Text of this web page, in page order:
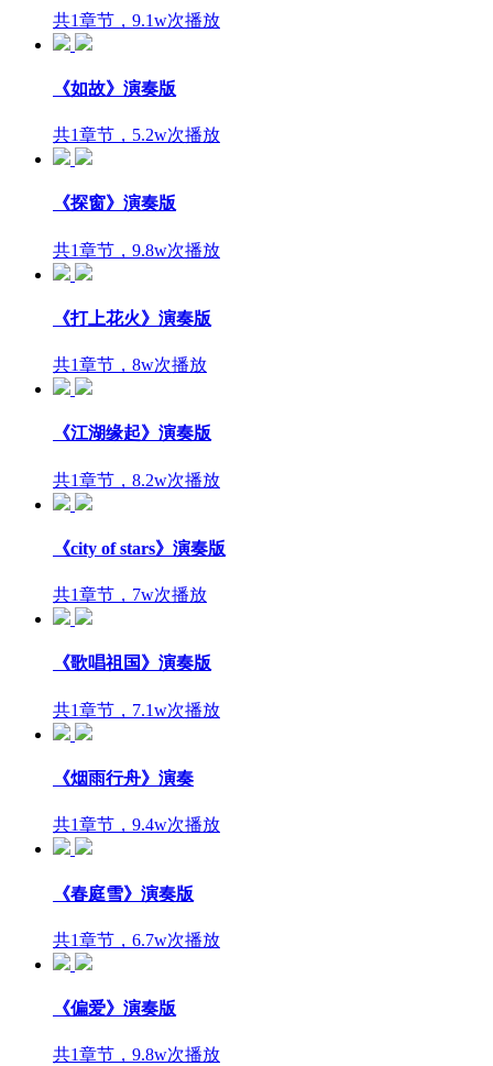
共1章节，9.1w次播放
《如故》演奏版
共1章节，5.2w次播放
《探窗》演奏版
共1章节，9.8w次播放
《打上花火》演奏版
共1章节，8w次播放
《江湖缘起》演奏版
共1章节，8.2w次播放
《city of stars》演奏版
共1章节，7w次播放
《歌唱祖国》演奏版
共1章节，7.1w次播放
《烟雨行舟》演奏
共1章节，9.4w次播放
《春庭雪》演奏版
共1章节，6.7w次播放
《偏爱》演奏版
共1章节，9.8w次播放